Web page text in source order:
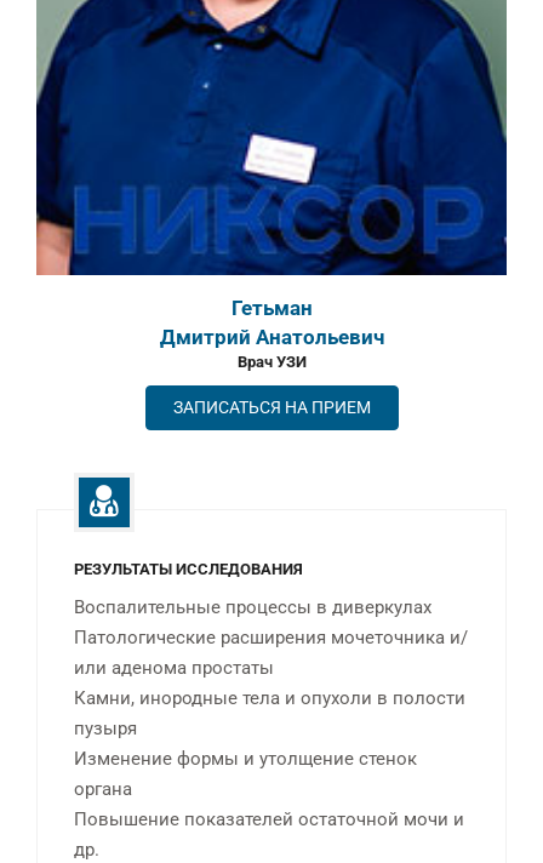
Гетьман
Дмитрий Анатольевич
Врач УЗИ
ЗАПИСАТЬСЯ НА ПРИЕМ
РЕЗУЛЬТАТЫ ИССЛЕДОВАНИЯ
Воспалительные процессы в диверкулах
Патологические расширения мочеточника и/
или аденома простаты
Камни, инородные тела и опухоли в полости
пузыря
Изменение формы и утолщение стенок
органа
Повышение показателей остаточной мочи и
др.